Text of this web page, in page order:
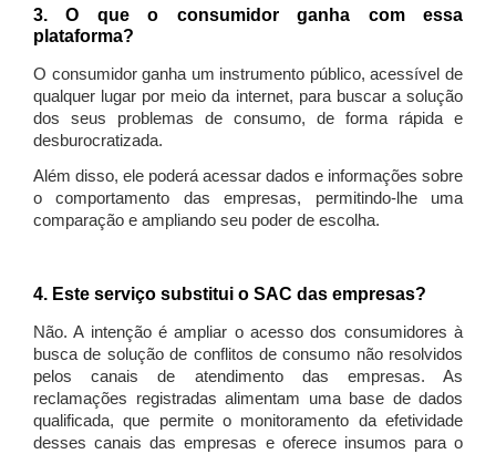
3. O que o consumidor ganha com essa
plataforma?
O consumidor ganha um instrumento público, acessível de
qualquer lugar por meio da internet, para buscar a solução
dos seus problemas de consumo, de forma rápida e
desburocratizada.
Além disso, ele poderá acessar dados e informações sobre
o comportamento das empresas, permitindo-lhe uma
comparação e ampliando seu poder de escolha.
4. Este serviço substitui o SAC das empresas?
Não. A intenção é ampliar o acesso dos consumidores à
busca de solução de conflitos de consumo não resolvidos
pelos canais de atendimento das empresas. As
reclamações registradas alimentam uma base de dados
qualificada, que permite o monitoramento da efetividade
desses canais das empresas e oferece insumos para o